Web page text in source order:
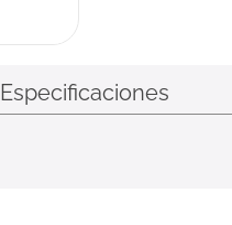
Especificaciones